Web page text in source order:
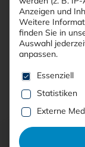
Alle
Alle
Anzeigen und
Weitere
finden Sie in
Auswahl
anpassen.
Es folgt eine
Essenziell
Statistiken
Externe